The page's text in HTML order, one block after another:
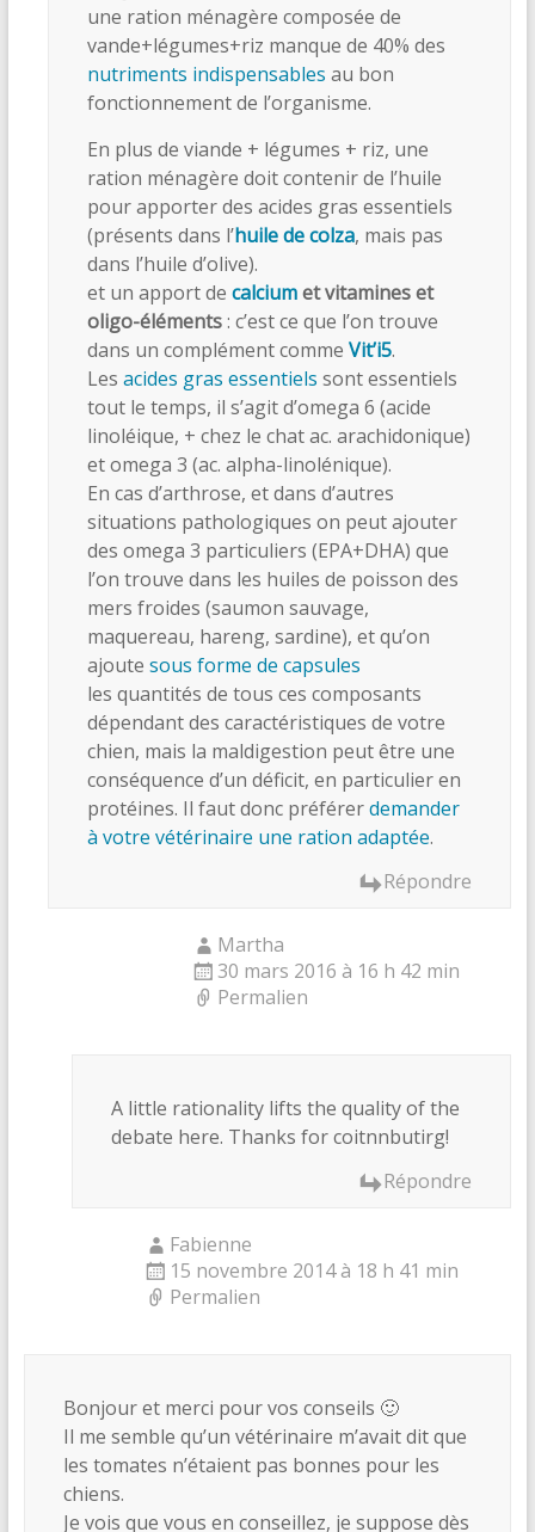
une ration ménagère composée de
vande+légumes+riz manque de 40% des
nutriments indispensables au bon
fonctionnement de l’organisme.
En plus de viande + légumes + riz, une
ration ménagère doit contenir de l’huile
pour apporter des acides gras essentiels
(présents dans l’huile de colza, mais pas
dans l’huile d’olive).
et un apport de calciumet vitamines et
oligo-éléments: c’est ce que l’on trouve
dans un complément comme Vit’i5.
Les acides gras essentiels sont essentiels
tout le temps, il s’agit d’omega 6 (acide
linoléique, + chez le chat ac. arachidonique)
et omega 3 (ac. alpha-linolénique).
En cas d’arthrose, et dans d’autres
situations pathologiques on peut ajouter
des omega 3 particuliers (EPA+DHA) que
l’on trouve dans les huiles de poisson des
mers froides (saumon sauvage,
maquereau, hareng, sardine), et qu’on
ajoute sous forme de capsules
les quantités de tous ces composants
dépendant des caractéristiques de votre
chien, mais la maldigestion peut être une
conséquence d’un déficit, en particulier en
protéines. Il faut donc préférerdemander
à votre vétérinaire une ration adaptée.
Répondre
Martha
30 mars 2016 à 16 h 42 min
Permalien
A little rationality lifts the quality of the
debate here. Thanks for coitnnbutirg!
Répondre
Fabienne
15 novembre 2014 à 18 h 41 min
Permalien
Bonjour et merci pour vos conseils 🙂
Il me semble qu’un vétérinaire m’avait dit que
les tomates n’étaient pas bonnes pour les
chiens.
Je vois que vous en conseillez, je suppose dès